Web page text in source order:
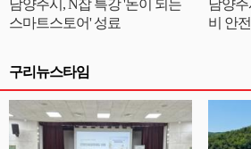
남양주시, N잡 특강 '돈이 되는
스마트스토어' 성료
남양주
비 안
구리뉴스타임